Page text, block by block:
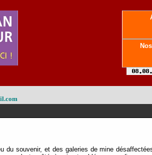
du souvenir, et des galeries de mine